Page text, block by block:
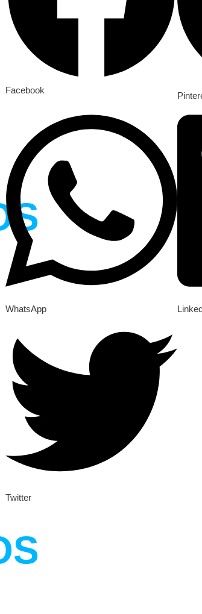
Facebook
WhatsApp
Twitter